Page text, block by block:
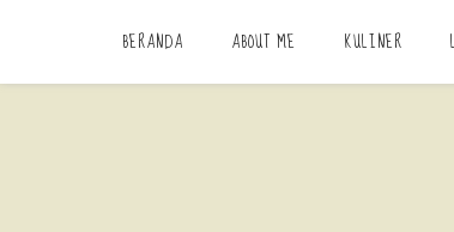
BERANDA ABOUT ME KULINER